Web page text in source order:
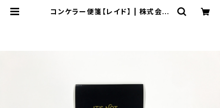
コンケラー便箋【レイド】 | 株式会社